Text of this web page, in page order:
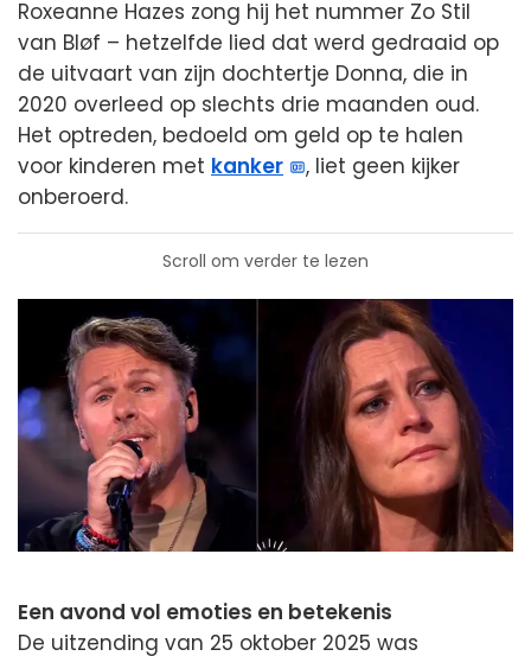
Roxeanne Hazes zong hij het nummer Zo Stil
van Bløf – hetzelfde lied dat werd gedraaid op
de uitvaart van zijn dochtertje Donna, die in
2020 overleed op slechts drie maanden oud.
Het optreden, bedoeld om geld op te halen
voor kinderen met kanker
, liet geen kijker
onberoerd.
Scroll om verder te lezen
Een avond vol emoties en betekenis
De uitzending van 25 oktober 2025 was